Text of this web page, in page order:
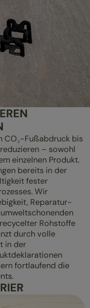
CO₂-Fußabdruck bis
– sowohl
einzelnen Produkt.
bereits in der
fester
Wir
Reparatur-
Rohstoffe
durch volle
in der
fortlaufend die